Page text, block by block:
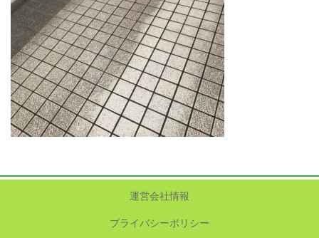
運営会社情報
プライバシーポリシー